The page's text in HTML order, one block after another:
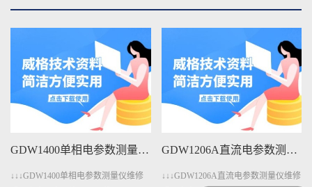
GDW1400单相电参数测量仪维修手册下载
↓↓↓GDW1400单相电参数测量仪维修
GDW1206A直流电参数测量仪维修手册下载
↓↓↓GDW1206A直流电参数测量仪维修